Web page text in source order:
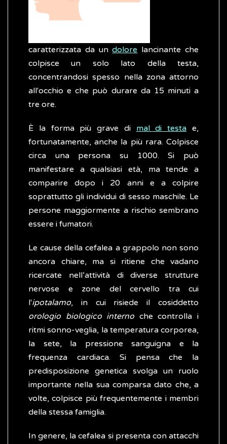
caratterizzata da undolore lancinante che
colpisce un solo lato della testa,
concentrandosi spesso nella zona attorno
all'occhio e che può durare da 15 minuti a
tre ore.
È la forma più grave di mal di testa e,
fortunatamente, anche la più rara. Colpisce
circa una persona su 1000. Si può
manifestare a qualsiasi età, ma tende a
comparire dopo i 20 anni e a colpire
soprattutto gli individui di sesso maschile. Le
persone maggiormente a rischio sembrano
essere i fumatori.
Le cause della cefalea a grappolo non sono
ancora chiare, ma si ritiene che vadano
ricercate nell’attività di diverse strutture
nervose e zone del cervello tra cui
l'ipotalamo, in cui risiede il cosiddetto
orologio biologico internoche controlla i
ritmi sonno-veglia, la temperatura corporea,
la sete, la pressione sanguigna e la
frequenza cardiaca. Si pensa che la
predisposizione genetica svolga un ruolo
importante nella sua comparsa dato che, a
volte, colpisce più frequentemente i membri
della stessa famiglia.
In genere, la cefalea si presenta con attacchi